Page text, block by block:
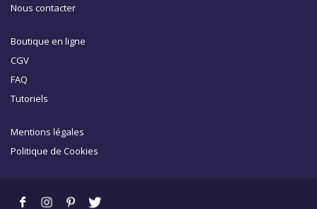
Nous contacter
Boutique en ligne
CGV
FAQ
Tutoriels
Mentions légales
Politique de Cookies